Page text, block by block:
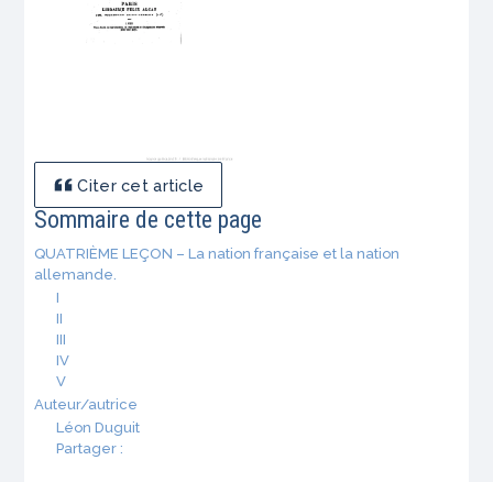
Citer cet article
Sommaire de cette page
QUATRIÈME LEÇON – La nation française et la nation
allemande.
I
II
III
IV
V
Auteur/autrice
Léon Duguit
Partager :